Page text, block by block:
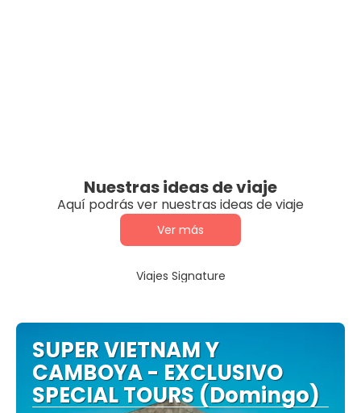
Nuestras ideas de viaje
Aquí podrás ver nuestras ideas de viaje
Ver más
Viajes Signature
SUPER VIETNAM Y
CAMBOYA - EXCLUSIVO
SPECIAL TOURS (Domingo)